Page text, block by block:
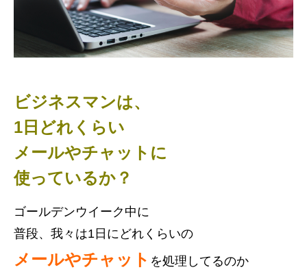
ビジネスマンは、
1日どれくらい
メールやチャットに
使っているか？
ゴールデンウイーク中に
普段、我々は1日にどれくらいの
メールやチャット を処理してるのか